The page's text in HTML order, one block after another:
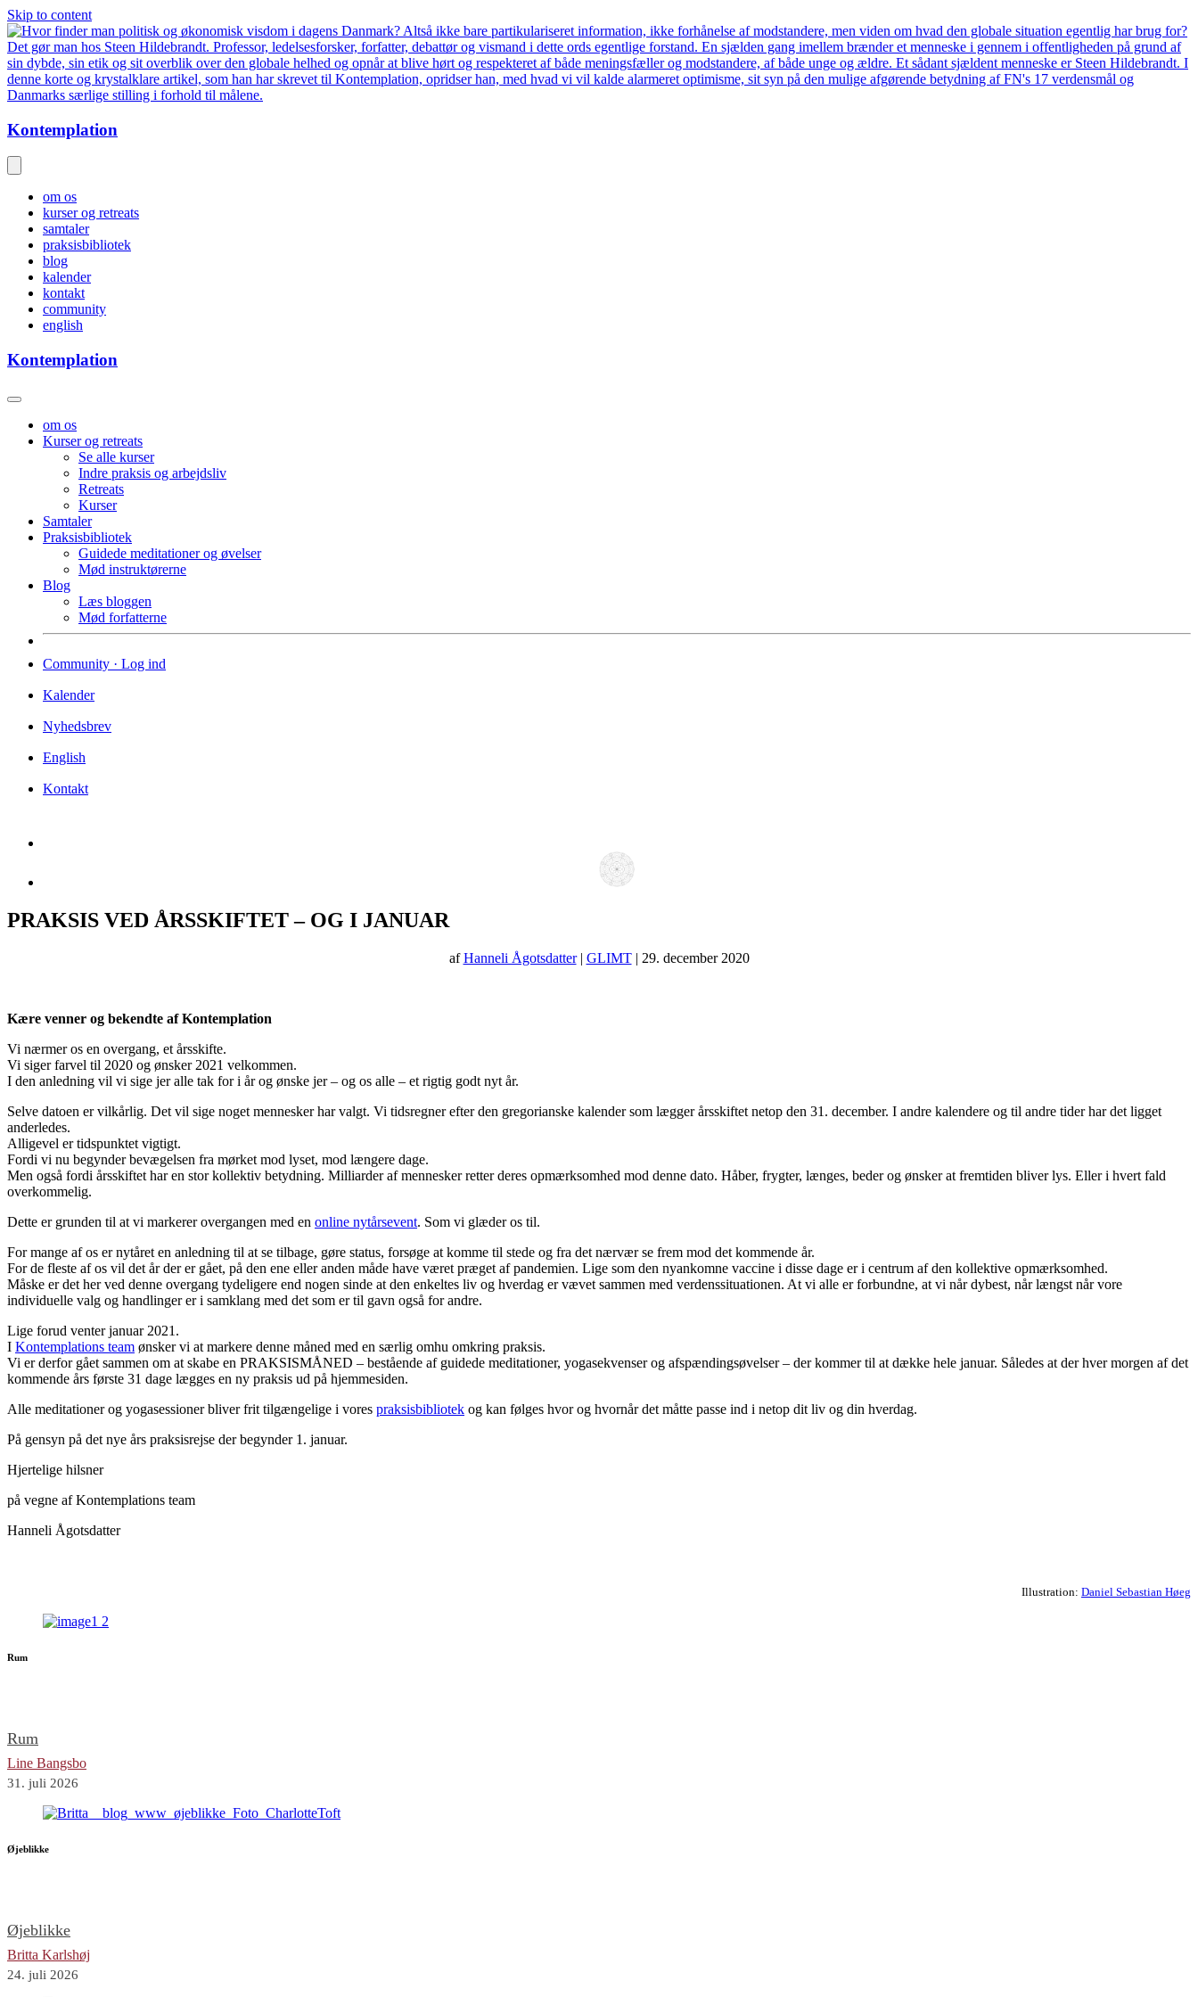
Skip to content
Kontemplation
om os
kurser og retreats
samtaler
praksisbibliotek
blog
kalender
kontakt
community
english
Kontemplation
om os
Kurser og retreats
Se alle kurser
Indre praksis og arbejdsliv
Retreats
Kurser
Samtaler
Praksisbibliotek
Guidede meditationer og øvelser
Mød instruktørerne
Blog
Læs bloggen
Mød forfatterne
Community · Log ind
Kalender
Nyhedsbrev
English
Kontakt
PRAKSIS VED ÅRSSKIFTET – OG I JANUAR
afHanneli Ågotsdatter| GLIMT| 29. december 2020
Kære venner og bekendte af Kontemplation
Vi nærmer os en overgang, et årsskifte.
Vi siger farvel til 2020 og ønsker 2021 velkommen.
I den anledning vil vi sige jer alle tak for i år og ønske jer – og os alle – et rigtig godt nyt år.
Selve datoen er vilkårlig. Det vil sige noget mennesker har valgt. Vi tidsregner efter den gregorianske kalender som lægger årsskiftet netop den 31. december. I andre kalendere og til andre tider har det ligget
anderledes.
Alligevel er tidspunktet vigtigt.
Fordi vi nu begynder bevægelsen fra mørket mod lyset, mod længere dage.
Men også fordi årsskiftet har en stor kollektiv betydning. Milliarder af mennesker retter deres opmærksomhed mod denne dato. Håber, frygter, længes, beder og ønsker at fremtiden bliver lys. Eller i hvert fald
overkommelig.
Dette er grunden til at vi markerer overgangen med en online nytårsevent. Som vi glæder os til.
For mange af os er nytåret en anledning til at se tilbage, gøre status, forsøge at komme til stede og fra det nærvær se frem mod det kommende år.
For de fleste af os vil det år der er gået, på den ene eller anden måde have været præget af pandemien. Lige som den nyankomne vaccine i disse dage er i centrum af den kollektive opmærksomhed.
Måske er det her ved denne overgang tydeligere end nogen sinde at den enkeltes liv og hverdag er vævet sammen med verdenssituationen. At vi alle er forbundne, at vi når dybest, når længst når vore
individuelle valg og handlinger er i samklang med det som er til gavn også for andre.
Lige forud venter januar 2021.
I Kontemplations team ønsker vi at markere denne måned med en særlig omhu omkring praksis.
Vi er derfor gået sammen om at skabe en PRAKSISMÅNED – bestående af guidede meditationer, yogasekvenser og afspændingsøvelser – der kommer til at dække hele januar. Således at der hver morgen af det
kommende års første 31 dage lægges en ny praksis ud på hjemmesiden.
Alle meditationer og yogasessioner bliver frit tilgængelige i vores praksisbibliotek og kan følges hvor og hvornår det måtte passe ind i netop dit liv og din hverdag.
På gensyn på det nye års praksisrejse der begynder 1. januar.
Hjertelige hilsner
på vegne af Kontemplations team
Hanneli Ågotsdatter
Illustration: Daniel Sebastian Høeg
Rum
Rum
Line Bangsbo
31. juli 2026
Øjeblikke
Øjeblikke
Britta Karlshøj
24. juli 2026